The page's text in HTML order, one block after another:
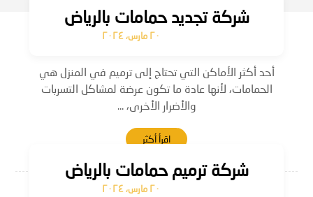
شركة تجديد حمامات بالرياض
٢٠ مارس، ٢٠٢٤
أحد أكثر الأماكن التي تحتاج إلى ترميم في المنزل هي
الحمامات، لأنها عادة ما تكون عرضة لمشاكل التسربات
والأضرار الأخرى، ...
اقرأ أكثر
شركة ترميم حمامات بالرياض
٢٠ مارس، ٢٠٢٤